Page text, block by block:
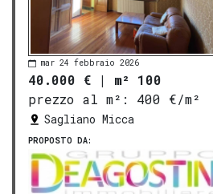
mar 24 febbraio 2026
40.000 € | m² 100
prezzo al m²:
400 €/m²
Sagliano Micca
PROPOSTO DA: